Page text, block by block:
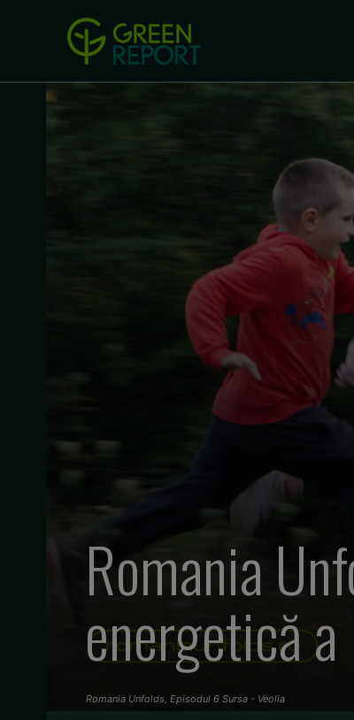
Romania
energetică
Romania Unfolds, Episodul 6 Sursa - Veolia